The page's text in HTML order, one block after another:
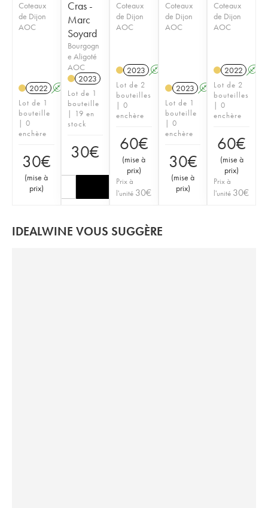
Coteaux
de Dijon
AOC
2022 A K
Lot de 1
bouteille
| 0
enchère
30€
(mise à
prix)
Cras -
Marc
Soyard
Bourgogn
e Aligoté
AOC
2023
Lot de 1
bouteille
| 19 en
stock
30€
Coteaux
de Dijon
AOC
2023 A
Lot de 2
bouteilles
| 0
enchère
60€
(mise à
prix)
Prix à
l'unité 30€
Coteaux
de Dijon
AOC
2023 A K
Lot de 1
bouteille
| 0
enchère
30€
(mise à
prix)
Coteaux
de Dijon
AOC
2022 A
Lot de 2
bouteilles
| 0
enchère
60€
(mise à
prix)
Prix à
l'unité 30€
IDEALWINE VOUS SUGGÈRE